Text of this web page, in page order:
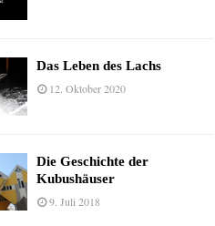
Das Leben des Lachs
12. Oktober 2020
Die Geschichte der
Kubushäuser
9. Juli 2018